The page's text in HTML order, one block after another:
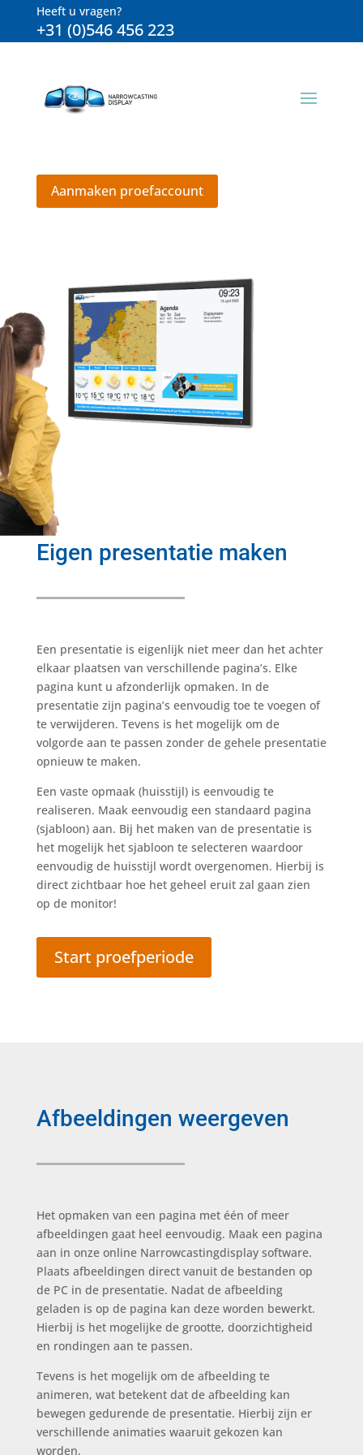
Heeft u vragen?
+31 (0)546 456 223
Aanmaken proefaccount
Eigen presentatie maken
Een presentatie is eigenlijk niet meer dan het achter
elkaar plaatsen van verschillende pagina’s. Elke
pagina kunt u afzonderlijk opmaken. In de
presentatie zijn pagina’s eenvoudig toe te voegen of
te verwijderen. Tevens is het mogelijk om de
volgorde aan te passen zonder de gehele presentatie
opnieuw te maken.
Een vaste opmaak (huisstijl) is eenvoudig te
realiseren. Maak eenvoudig een standaard pagina
(sjabloon) aan. Bij het maken van de presentatie is
het mogelijk het sjabloon te selecteren waardoor
eenvoudig de huisstijl wordt overgenomen. Hierbij is
direct zichtbaar hoe het geheel eruit zal gaan zien
op de monitor!
Start proefperiode
Afbeeldingen weergeven
Het opmaken van een pagina met één of meer
afbeeldingen gaat heel eenvoudig. Maak een pagina
aan in onze online Narrowcastingdisplay software.
Plaats afbeeldingen direct vanuit de bestanden op
de PC in de presentatie. Nadat de afbeelding
geladen is op de pagina kan deze worden bewerkt.
Hierbij is het mogelijke de grootte, doorzichtigheid
en rondingen aan te passen.
Tevens is het mogelijk om de afbeelding te
animeren, wat betekent dat de afbeelding kan
bewegen gedurende de presentatie. Hierbij zijn er
verschillende animaties waaruit gekozen kan
worden.